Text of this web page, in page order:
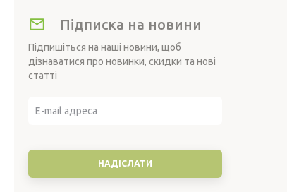
Підписка на новини
Підпишіться на наші новини, щоб
дізнаватися про новинки, скидки та нові
статті